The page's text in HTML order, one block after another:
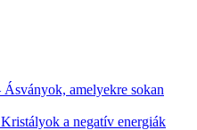
Ásványok, amelyekre sokan
a negatív energiák